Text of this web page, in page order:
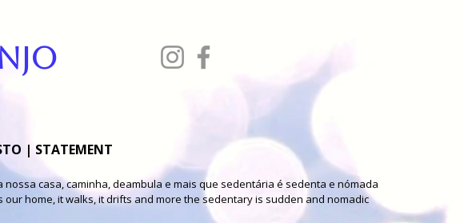
| STATEMENT
nossa casa, caminha, deambula e mais que sedentária é sedenta e nómada
our home, it walks, it drifts and more the sedentary is sudden and nomadic